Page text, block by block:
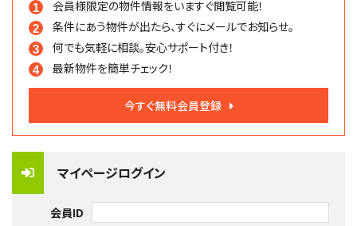
会員様限定の物件情報をいますぐ閲覧可能！
条件にあう物件が出たら、すぐにメールでお知らせ。
何でも気軽に相談。安心サポート付き！
最新物件を簡単チェック！
今すぐ無料会員登録
マイページログイン
会員ID